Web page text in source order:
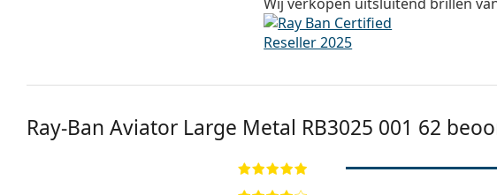
Ray-Ban Aviator Large Metal RB3025 001 62